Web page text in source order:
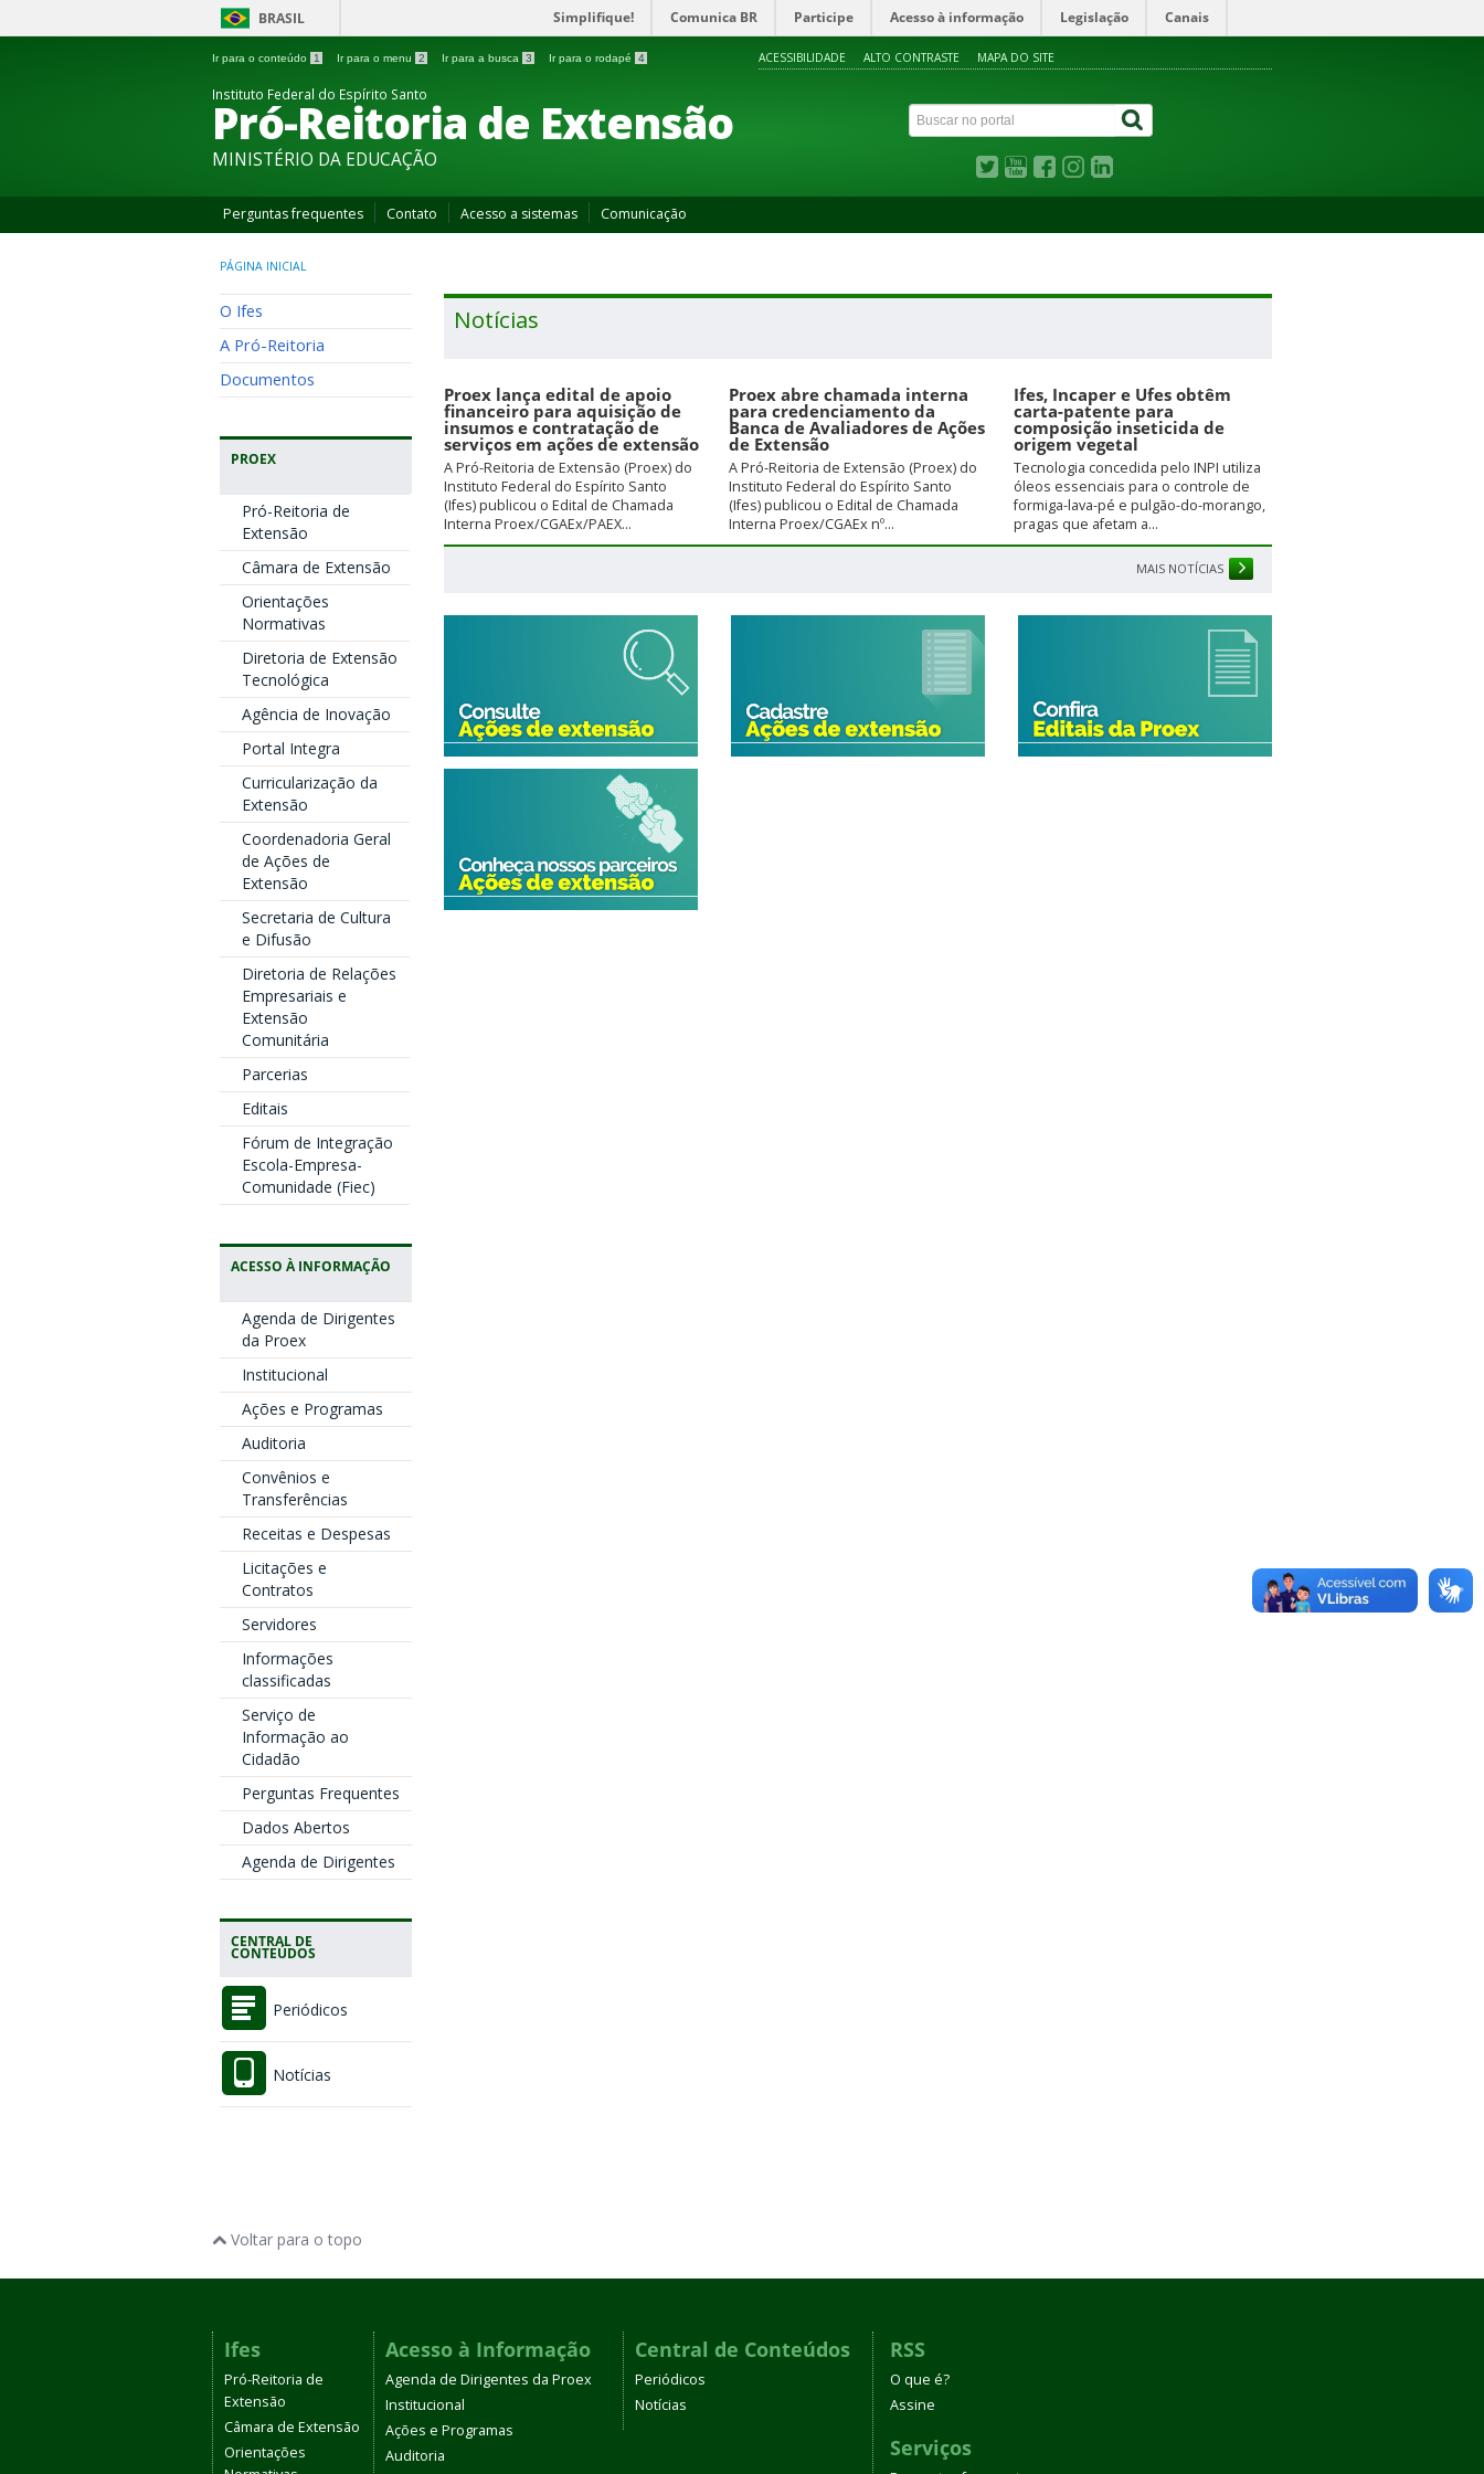
BRASIL Simplifique! Comunica BR Participe Acesso à informação Legislação Canais
Ir para o conteúdo 1 Ir para o menu 2 Ir para a busca 3 Ir para o rodapé 4 ACESSIBILIDADE ALTO CONTRASTE MAPA DO SITE
Instituto Federal do Espírito Santo
Pró-Reitoria de Extensão
MINISTÉRIO DA EDUCAÇÃO
Perguntas frequentes Contato Acesso a sistemas Comunicação
PÁGINA INICIAL
O Ifes
A Pró-Reitoria
Documentos
PROEX
Pró-Reitoria de
Extensão
Câmara de Extensão
Orientações
Normativas
Diretoria de Extensão
Tecnológica
Agência de Inovação
Portal Integra
Curricularização da
Extensão
Coordenadoria Geral
de Ações de
Extensão
Secretaria de Cultura
e Difusão
Diretoria de Relações
Empresariais e
Extensão
Comunitária
Parcerias
Editais
Fórum de Integração
Escola-Empresa-
Comunidade (Fiec)
ACESSO À INFORMAÇÃO
Agenda de Dirigentes
da Proex
Institucional
Ações e Programas
Auditoria
Convênios e
Transferências
Receitas e Despesas
Licitações e
Contratos
Servidores
Informações
classificadas
Serviço de
Informação ao
Cidadão
Perguntas Frequentes
Dados Abertos
Agenda de Dirigentes
CENTRAL DE
CONTEÚDOS
Periódicos
Notícias
Notícias
Proex lança edital de apoio
financeiro para aquisição de
insumos e contratação de
serviços em ações de extensão
A Pró-Reitoria de Extensão (Proex) do
Instituto Federal do Espírito Santo
(Ifes) publicou o Edital de Chamada
Interna Proex/CGAEx/PAEX...
Proex abre chamada interna
para credenciamento da
Banca de Avaliadores de Ações
de Extensão
A Pró-Reitoria de Extensão (Proex) do
Instituto Federal do Espírito Santo
(Ifes) publicou o Edital de Chamada
Interna Proex/CGAEx nº...
Ifes, Incaper e Ufes obtêm
carta-patente para
composição inseticida de
origem vegetal
Tecnologia concedida pelo INPI utiliza
óleos essenciais para o controle de
formiga-lava-pé e pulgão-do-morango,
pragas que afetam a...
MAIS NOTÍCIAS
Voltar para o topo
Ifes
Pró-Reitoria de
Extensão
Câmara de Extensão
Orientações
Acesso à Informação
Agenda de Dirigentes da Proex
Institucional
Ações e Programas
Auditoria
Central de Conteúdos
Periódicos
Notícias
RSS
O que é?
Assine
Serviços